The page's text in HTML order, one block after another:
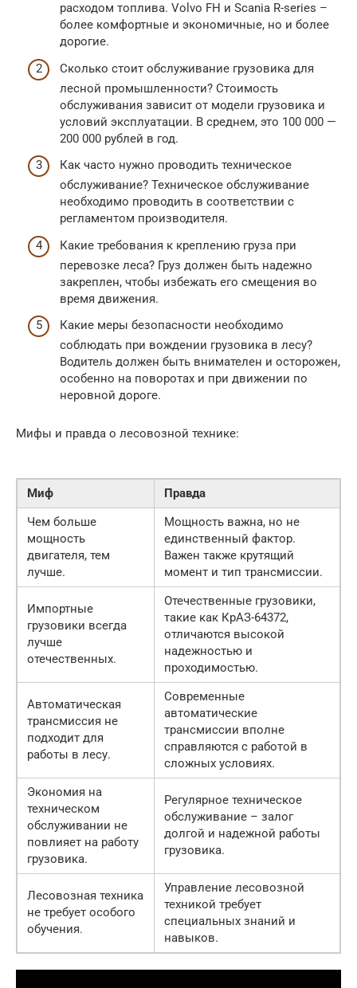
расходом топлива. Volvo FH и Scania R-series –
более комфортные и экономичные, но и более
дорогие.
Сколько стоит обслуживание грузовика для
лесной промышленности? Стоимость
обслуживания зависит от модели грузовика и
условий эксплуатации. В среднем, это 100 000 —
200 000 рублей в год.
Как часто нужно проводить техническое
обслуживание? Техническое обслуживание
необходимо проводить в соответствии с
регламентом производителя.
Какие требования к креплению груза при
перевозке леса? Груз должен быть надежно
закреплен, чтобы избежать его смещения во
время движения.
Какие меры безопасности необходимо
соблюдать при вождении грузовика в лесу?
Водитель должен быть внимателен и осторожен,
особенно на поворотах и при движении по
неровной дороге.
Мифы и правда о лесовозной технике:
Миф
Правда
Чем больше
мощность
двигателя, тем
лучше.
Мощность важна, но не
единственный фактор.
Важен также крутящий
момент и тип трансмиссии.
Импортные
грузовики всегда
лучше
отечественных.
Отечественные грузовики,
такие как КрАЗ-64372,
отличаются высокой
надежностью и
проходимостью.
Автоматическая
трансмиссия не
подходит для
работы в лесу.
Современные
автоматические
трансмиссии вполне
справляются с работой в
сложных условиях.
Экономия на
техническом
обслуживании не
повлияет на работу
грузовика.
Регулярное техническое
обслуживание – залог
долгой и надежной работы
грузовика.
Лесовозная техника
не требует особого
обучения.
Управление лесовозной
техникой требует
специальных знаний и
навыков.